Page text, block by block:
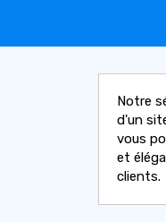
Notre
d'un
vous
et
clients.